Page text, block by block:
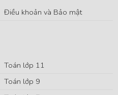
Điều khoản và Bảo mật
Toán lớp 11
Toán lớp 9